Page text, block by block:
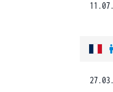
11.07.
27.03.